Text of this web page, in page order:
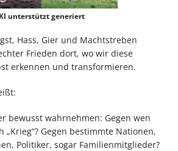
KI unterstützt generiert
Hass, Gier und Machtstreben
Frieden dort, wo wir diese
erkennen und transformieren.
bewusst wahrnehmen: Gegen wen
Gegen bestimmte Nationen,
Politiker, sogar Familienmitglieder?